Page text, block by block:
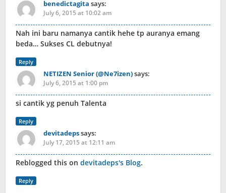
benedictagita says:
July 6, 2015 at 10:02 am
Nah ini baru namanya cantik hehe tp auranya emang
beda… Sukses CL debutnya!
Reply
NETIZEN Senior (@Ne7izen)says:
July 6, 2015 at 1:00 pm
si cantik yg penuh Talenta
Reply
devitadepssays:
July 17, 2015 at 12:11 am
Reblogged this on devitadeps's Blog.
Reply